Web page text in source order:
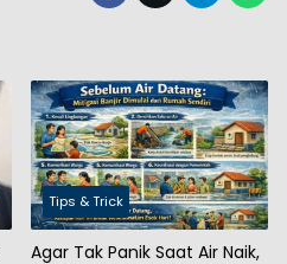
Tips & Trick
Agar Tak Panik Saat Air Naik,